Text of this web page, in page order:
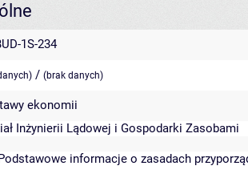
1S-234
/ (brak danych)
ekonomii
Inżynierii Lądowej i Gospodarki Zasobami
informacje o zasadach